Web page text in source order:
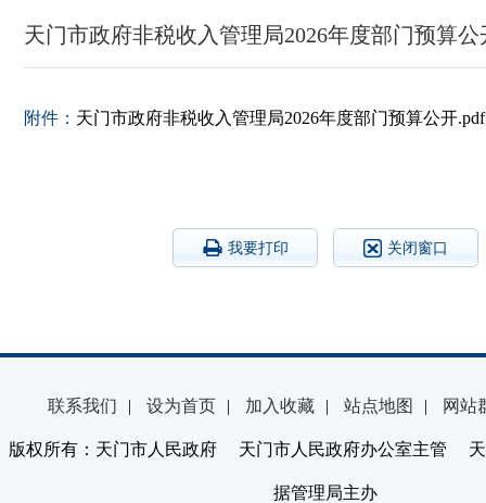
天门市政府非税收入管理局2026年度部门预算
附件： 天门市政府非税收入管理局2026年度部门预算公开.pdf
我要打印 关闭窗口
联系我们 | 设为首页 | 加入收藏 | 站点地图 | 网站
版权所有：天门市人民政府 天门市人民政府办公室主管 天
据管理局主办